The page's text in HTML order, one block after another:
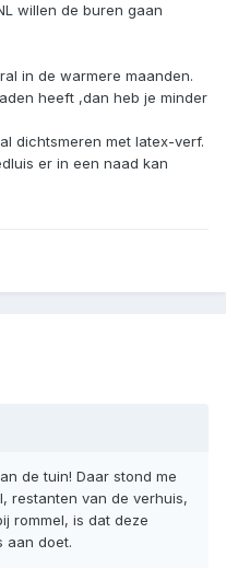
willen de buren gaan
in de warmere maanden.
heeft ,dan heb je minder
dichtsmeren met latex-verf.
er in een naad kan
de tuin! Daar stond me
restanten van de verhuis,
rommel, is dat deze
aan doet.